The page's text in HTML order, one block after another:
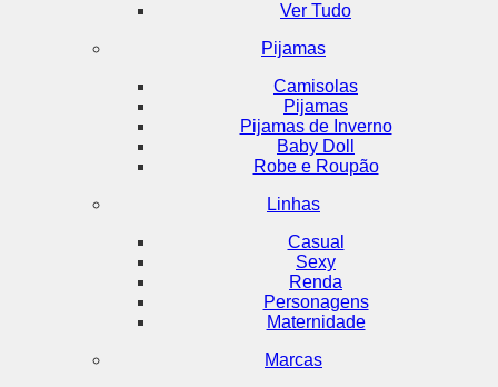
Ver Tudo
Pijamas
Camisolas
Pijamas
Pijamas de Inverno
Baby Doll
Robe e Roupão
Linhas
Casual
Sexy
Renda
Personagens
Maternidade
Marcas